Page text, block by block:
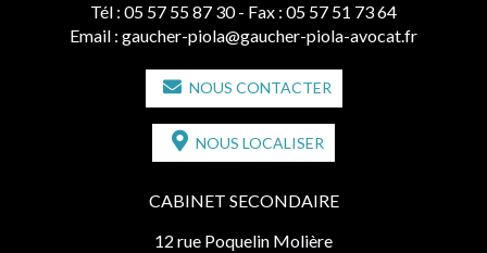
Tél : 05 57 55 87 30 - Fax : 05 57 51 73 64
Email : gaucher-piola@gaucher-piola-avocat.fr
NOUS CONTACTER
NOUS LOCALISER
CABINET SECONDAIRE
12 rue Poquelin Molière